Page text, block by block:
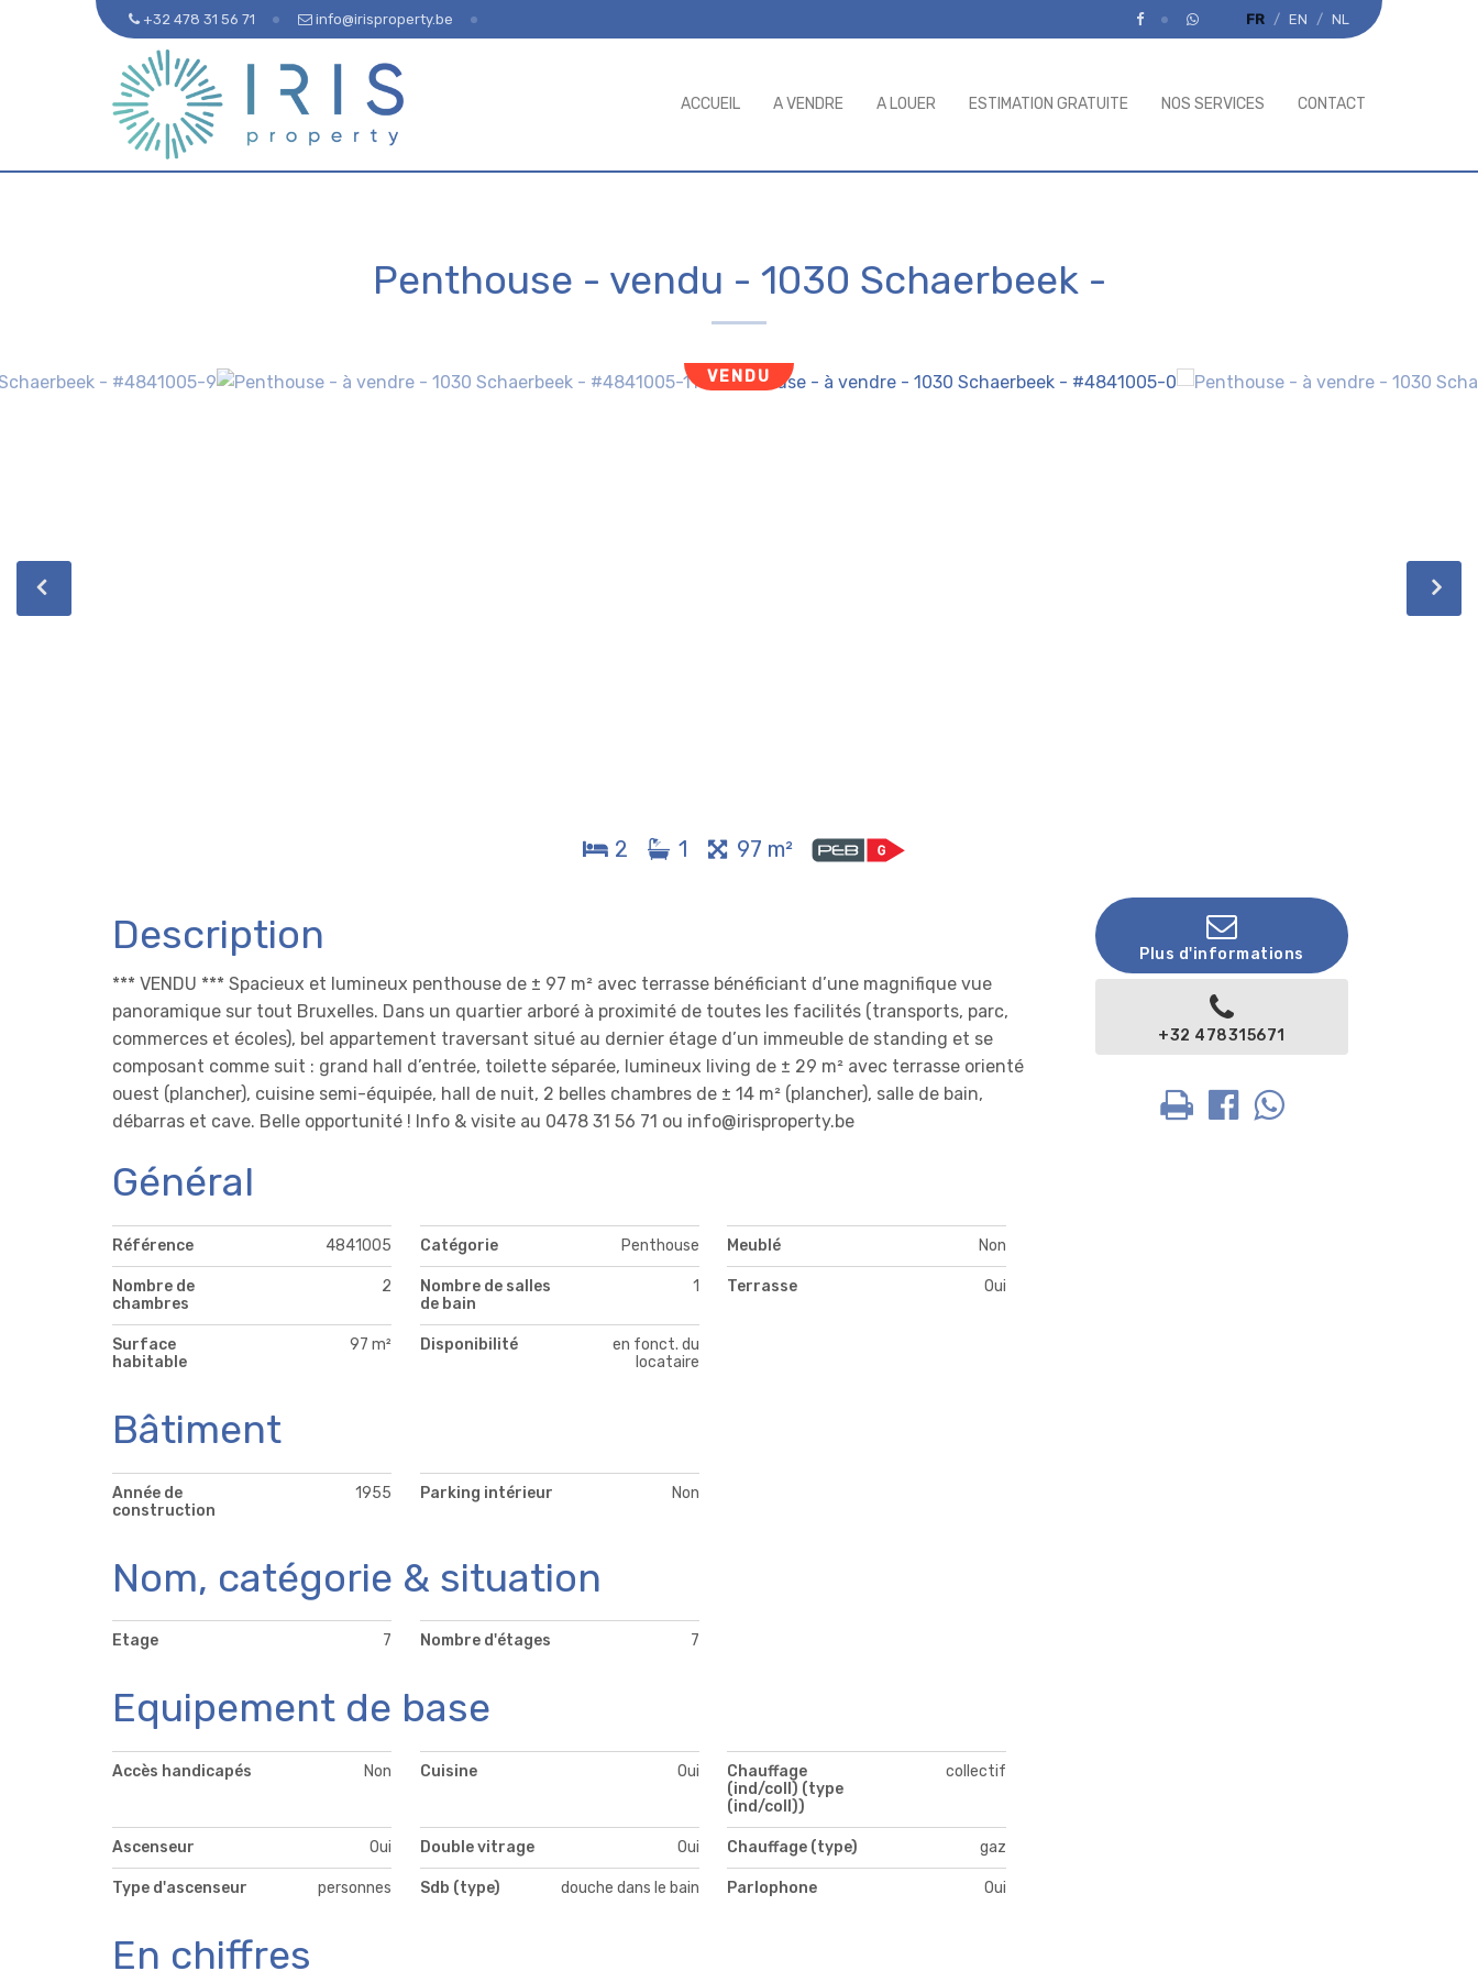
+32 478 31 56 71 info@irisproperty.be FR EN NL
ACCUEIL A VENDRE A LOUER ESTIMATION GRATUITE NOS SERVICES CONTACT
Penthouse - vendu - 1030 Schaerbeek -
VENDU
2 1 97 m²
Description
*** VENDU *** Spacieux et lumineux penthouse de ± 97 m² avec terrasse bénéficiant d’une magnifique vue
panoramique sur tout Bruxelles. Dans un quartier arboré à proximité de toutes les facilités (transports, parc,
commerces et écoles), bel appartement traversant situé au dernier étage d’un immeuble de standing et se
composant comme suit : grand hall d’entrée, toilette séparée, lumineux living de ± 29 m² avec terrasse orienté
ouest (plancher), cuisine semi-équipée, hall de nuit, 2 belles chambres de ± 14 m² (plancher), salle de bain,
débarras et cave. Belle opportunité ! Info & visite au 0478 31 56 71 ou info@irisproperty.be
Général
Référence 4841005 Catégorie Penthouse Meublé Non
Nombre de
chambres
2
Nombre de salles
de bain
1 Terrasse Oui
Surface
habitable
97 m² Disponibilité
en fonct. du
locataire
Bâtiment
Année de
construction
1955 Parking intérieur Non
Nom, catégorie & situation
Etage 7 Nombre d'étages 7
Equipement de base
Accès handicapés Non Cuisine Oui
Chauffage
(ind/coll) (type
(ind/coll))
collectif
Ascenseur Oui Double vitrage Oui Chauffage (type) gaz
Type d'ascenseur personnes Sdb (type) douche dans le bain Parlophone Oui
En chiffres
Plus d'informations
+32 478315671